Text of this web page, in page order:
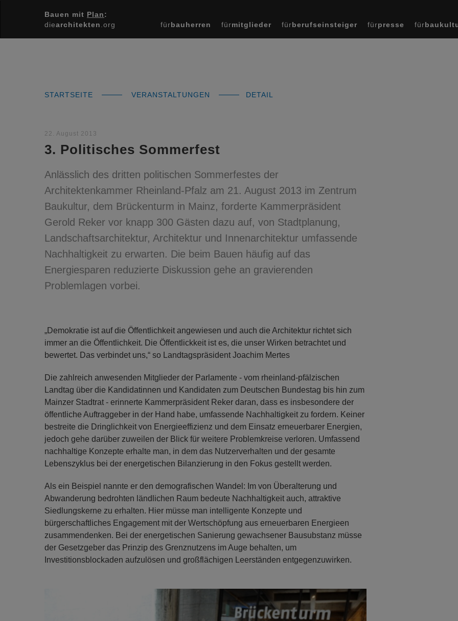
Bauen mit Plan:
diearchitekten .org fürbauherren fürmitglieder fürberufseinsteiger fürpresse für
STARTSEITE VERANSTALTUNGEN DETAIL
22. August 2013
3. Politisches Sommerfest
Anlässlich des dritten politischen Sommerfestes der
Architektenkammer Rheinland-Pfalz am 21. August 2013 im Zentrum
Baukultur, dem Brückenturm in Mainz, forderte Kammerpräsident
Gerold Reker vor knapp 300 Gästen dazu auf, von Stadtplanung,
Landschaftsarchitektur, Architektur und Innenarchitektur umfassende
Nachhaltigkeit zu erwarten. Die beim Bauen häufig auf das
Energiesparen reduzierte Diskussion gehe an gravierenden
Problemlagen vorbei.
„Demokratie ist auf die Öffentlichkeit angewiesen und auch die Architektur richtet sich
immer an die Öffentlichkeit. Die Öffentlickkeit ist es, die unser Wirken betrachtet und
bewertet. Das verbindet uns,“ so Landtagspräsident Joachim Mertes
Die zahlreich anwesenden Mitglieder der Parlamente - vom rheinland-pfälzischen
Landtag über die Kandidatinnen und Kandidaten zum Deutschen Bundestag bis hin zum
Mainzer Stadtrat - erinnerte Kammerpräsident Reker daran, dass es insbesondere der
öffentliche Auftraggeber in der Hand habe, umfassende Nachhaltigkeit zu fordern. Keiner
bestreite die Dringlichkeit von Energieeffizienz und dem Einsatz erneuerbarer Energien,
jedoch gehe darüber zuweilen der Blick für weitere Problemkreise verloren. Umfassend
nachhaltige Konzepte erhalte man, in dem das Nutzerverhalten und der gesamte
Lebenszyklus bei der energetischen Bilanzierung in den Fokus gestellt werden.
Als ein Beispiel nannte er den demografischen Wandel: Im von Überalterung und
Abwanderung bedrohten ländlichen Raum bedeute Nachhaltigkeit auch, attraktive
Siedlungskerne zu erhalten. Hier müsse man intelligente Konzepte und
bürgerschaftliches Engagement mit der Wertschöpfung aus erneuerbaren Energieen
zusammendenken. Bei der energetischen Sanierung gewachsener Bausubstanz müsse
der Gesetzgeber das Prinzip des Grenznutzens im Auge behalten, um
Investitionsblockaden aufzulösen und großflächigen Leerständen entgegenzuwirken.
Next